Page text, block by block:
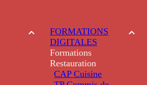
FORMATIONS
DIGITALES
Formations
Restauration
CAP Cuisine